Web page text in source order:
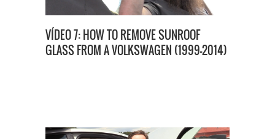
VÍDEO 7: HOW TO REMOVE SUNROOF
GLASS FROM A VOLKSWAGEN (1999-2014)